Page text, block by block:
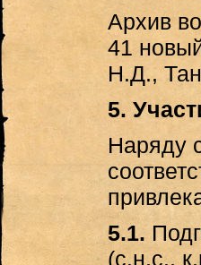
Архив
41
Н.Д.,
5.
Наряду
5.1.
(с.н.с.,